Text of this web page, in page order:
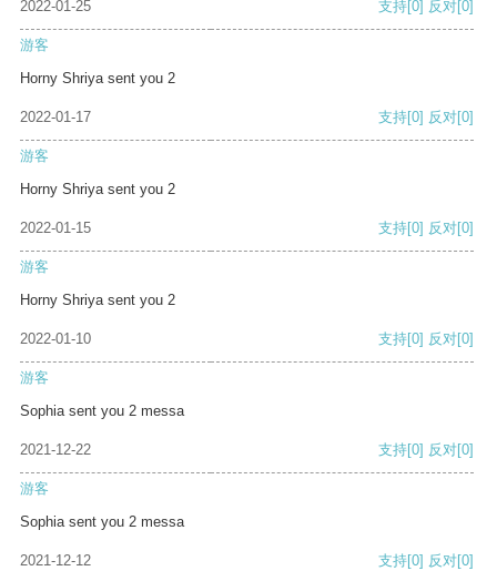
2022-01-25 支持[0] 反对[0]
游客
Horny Shriya sent you 2
2022-01-17 支持[0] 反对[0]
游客
Horny Shriya sent you 2
2022-01-15 支持[0] 反对[0]
游客
Horny Shriya sent you 2
2022-01-10 支持[0] 反对[0]
游客
Sophia sent you 2 messa
2021-12-22 支持[0] 反对[0]
游客
Sophia sent you 2 messa
2021-12-12 支持[0] 反对[0]